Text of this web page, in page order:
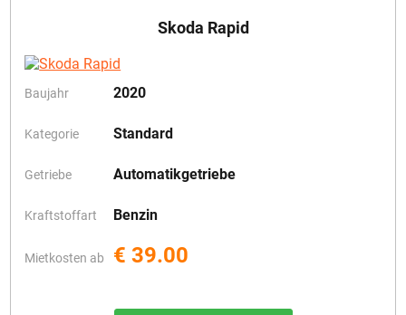
Skoda Rapid
Baujahr 2020
Kategorie Standard
Getriebe Automatikgetriebe
Kraftstoffart Benzin
Mietkosten ab € 39.00